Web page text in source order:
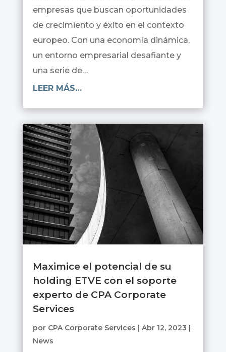
empresas que buscan oportunidades
de crecimiento y éxito en el contexto
europeo. Con una economía dinámica,
un entorno empresarial desafiante y
una serie de…
LEER MÁS…
Maximice el potencial de su
holding ETVE con el soporte
experto de CPA Corporate
Services
por CPA Corporate Services | Abr 12, 2023 |
News